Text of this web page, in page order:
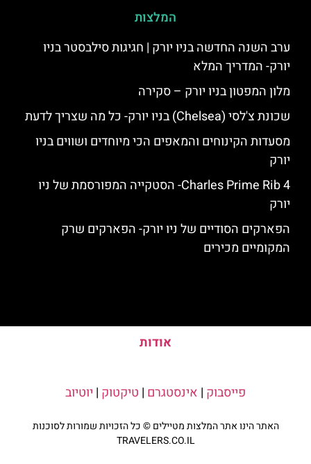
המלצות
ערב השנה החדשה בניו יורק | חגיגות סילבסטר בניו
יורק- המדריך המלא
מלון המפטון בניו יורק – סקירה
שכונת צ'לסי (Chelsea) בניו יורק- כל מה שצריך לדעת
מסעדות הקינוחים והמאפים הכי מיוחדים ושווים בניו
יורק
4 Charles Prime Rib- הסטקייה המפורסמת של ניו
יורק
הפארקים הסודיים של ניו יורק- הפארקים שרק
המקומיים מכירים
אודות
פייסבוק | אינסטגרם | טיקטוק | יוטיוב
האתר הינו אתר המלצות מטיילים © כל הזכויות שמורות לסוכנות
TRAVELERS.CO.IL